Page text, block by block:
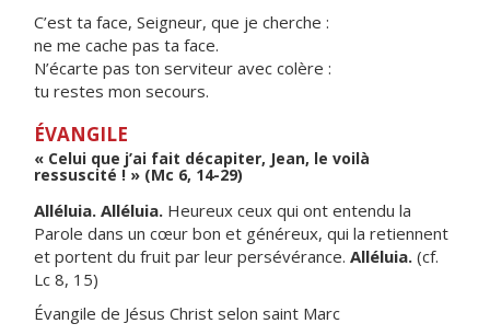
C’est ta face, Seigneur, que je cherche :
ne me cache pas ta face.
N’écarte pas ton serviteur avec colère :
tu restes mon secours.
ÉVANGILE
« Celui que j’ai fait décapiter, Jean, le voilà
ressuscité ! » (Mc 6, 14-29)
Alléluia. Alléluia. Heureux ceux qui ont entendu la
Parole dans un cœur bon et généreux, qui la retiennent
et portent du fruit par leur persévérance. Alléluia. (cf.
Lc 8, 15)
Évangile de Jésus Christ selon saint Marc